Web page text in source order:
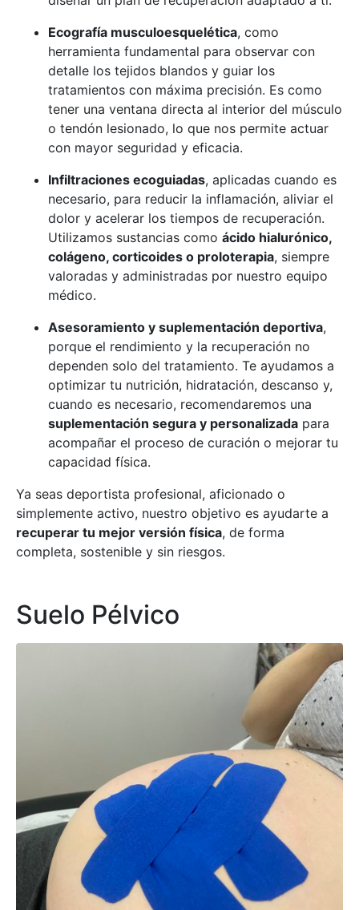
Ecografía musculoesquelética, como
herramienta fundamental para observar con
detalle los tejidos blandos y guiar los
tratamientos con máxima precisión. Es como
tener una ventana directa al interior del músculo
o tendón lesionado, lo que nos permite actuar
con mayor seguridad y eficacia.
Infiltraciones ecoguiadas, aplicadas cuando es
necesario, para reducir la inflamación, aliviar el
dolor y acelerar los tiempos de recuperación.
Utilizamos sustancias como ácido hialurónico,
colágeno, corticoides o proloterapia, siempre
valoradas y administradas por nuestro equipo
médico.
Asesoramiento y suplementación deportiva,
porque el rendimiento y la recuperación no
dependen solo del tratamiento. Te ayudamos a
optimizar tu nutrición, hidratación, descanso y,
cuando es necesario, recomendaremos una
suplementación segura y personalizada para
acompañar el proceso de curación o mejorar tu
capacidad física.
Ya seas deportista profesional, aficionado o
simplemente activo, nuestro objetivo es ayudarte a
recuperar tu mejor versión física, de forma
completa, sostenible y sin riesgos.
Suelo Pélvico